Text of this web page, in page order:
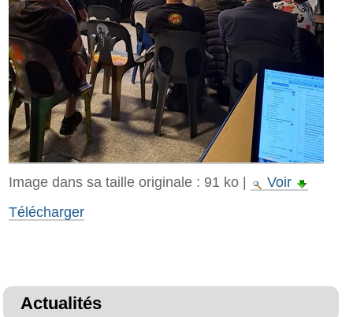
Image dans sa taille originale : 91 ko|
Voir
Télécharger
Actualités